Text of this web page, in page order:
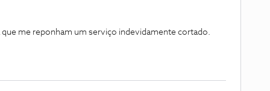
me reponham um serviço indevidamente cortado.